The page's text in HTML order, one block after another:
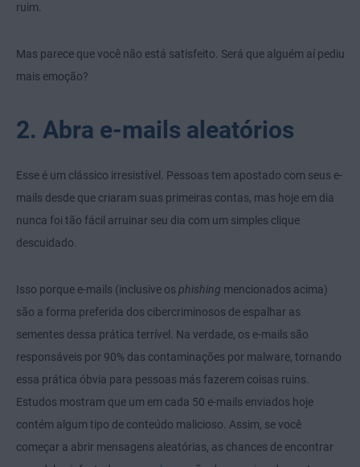
ruim.
Mas parece que você não está satisfeito. Será que alguém aí pediu
mais emoção?
2. Abra e-mails aleatórios
Esse é um clássico irresistível. Pessoas tem apostado com seus e-
mails desde que criaram suas primeiras contas, mas hoje em dia
nunca foi tão fácil arruinar seu dia com um simples clique
descuidado.
Isso porque e-mails (inclusive os phishing mencionados acima)
são a forma preferida dos cibercriminosos de espalhar as
sementes dessa prática terrível. Na verdade, os e-mails são
responsáveis por 90% das contaminações por malware, tornando
essa prática óbvia para pessoas más fazerem coisas ruins.
Estudos mostram que um em cada 50 e-mails enviados hoje
contém algum tipo de conteúdo malicioso. Assim, se você
começar a abrir mensagens aleatórias, as chances de encontrar